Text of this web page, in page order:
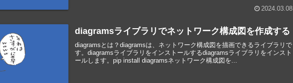
2024.03.08
diagramsライブラリでネットワーク構成図を作成する
diagramsとは？diagramsは、ネットワーク構成図を描画できるライブラリで
す。diagramsライブラリをインストールするdiagramsライブラリをインスト
ールします。pip install diagramsネットワーク構成図を...